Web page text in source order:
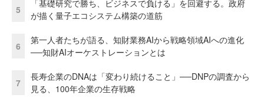
5
「基礎研究で勝ち、ビジネスで負ける」を回避する。政府
が描く量子エコシステム構築の道筋
6
第一人者たちが語る、知財業務AIから戦略領域AIへの進化
──知財AIオーケストレーションとは
7
長寿企業のDNAは「変わり続けること」──DNPの調査から
見る、100年企業の生存戦略